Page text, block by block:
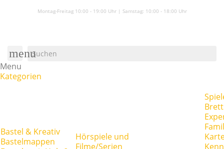
Montag-Freitag 10:00 - 19:00 Uhr | Samstag: 10:00 - 18:00 Uhr
menu
Menu
Kategorien
Bastel & Kreativ
Bastelmappen
Hörspiele und
Filme/Serien